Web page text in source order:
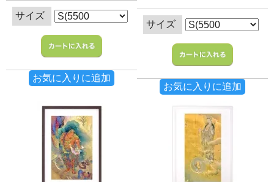
サイズ
お気に入りに追加
サイズ
お気に入りに追加